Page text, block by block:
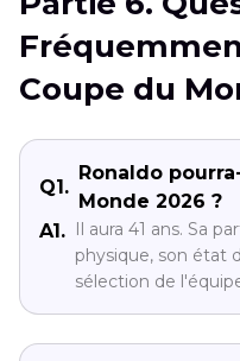
Coupe du
Q1.
Ronaldo
Monde 2026 ?
A1. Il aura 41 ans. Sa
physique, son état
sélection de